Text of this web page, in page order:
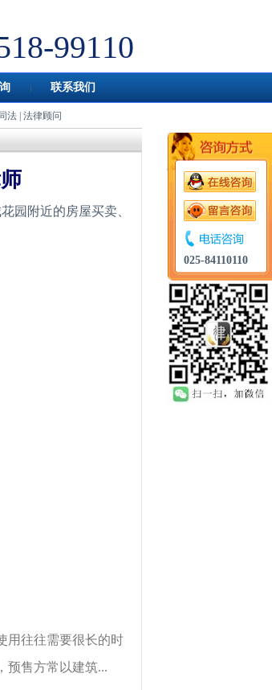
99110
联系我们
法 法律顾问
园附近的房屋买卖、
用往往需要很长的时
预售方常以建筑...
025-84110110